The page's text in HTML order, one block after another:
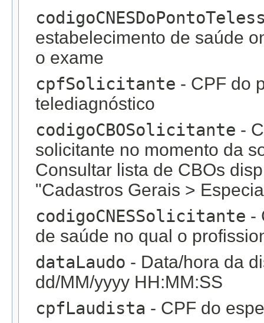
estabelecimento de saúde
o exame
cpfSolicitante - CPF do
telediagnóstico
codigoCBOSolicitante -
solicitante no momento da
Consultar lista de CBOs
"Cadastros Gerais >
codigoCNESSolicitante -
de saúde no qual o
dataLaudo - Data/hora da
dd/MM/yyyy HH:MM:SS
cpfLaudista - CPF do